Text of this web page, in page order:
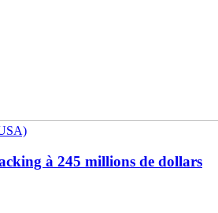
à 245 millions de dollars